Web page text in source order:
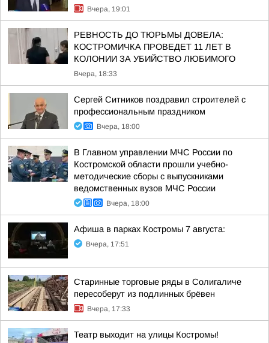
Вчера, 19:01
РЕВНОСТЬ ДО ТЮРЬМЫ ДОВЕЛА:
КОСТРОМИЧКА ПРОВЕДЕТ 11 ЛЕТ В
КОЛОНИИ ЗА УБИЙСТВО ЛЮБИМОГО
Вчера, 18:33
Сергей Ситников поздравил строителей с
профессиональным праздником
Вчера, 18:00
В Главном управлении МЧС России по
Костромской области прошли учебно-
методические сборы с выпускниками
ведомственных вузов МЧС России
Вчера, 18:00
Афиша в парках Костромы 7 августа:
Вчера, 17:51
Старинные торговые ряды в Солигаличе
пересоберут из подлинных брёвен
Вчера, 17:33
Театр выходит на улицы Костромы!